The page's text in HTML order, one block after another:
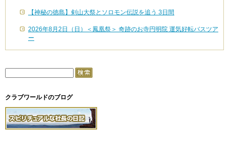
【神秘の徳島】剣山大祭とソロモン伝説を追う 3日間
2026年8月2日（日）＜鳳凰祭＞ 奇跡のお寺円明院 運気好転バスツア
ー
クラブワールドのブログ